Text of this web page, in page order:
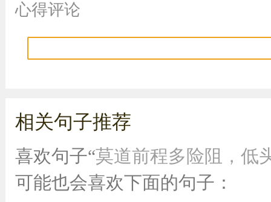
心得评论
相关句子推荐
喜欢句子“莫道前程多险阻，低
可能也会喜欢下面的句子：